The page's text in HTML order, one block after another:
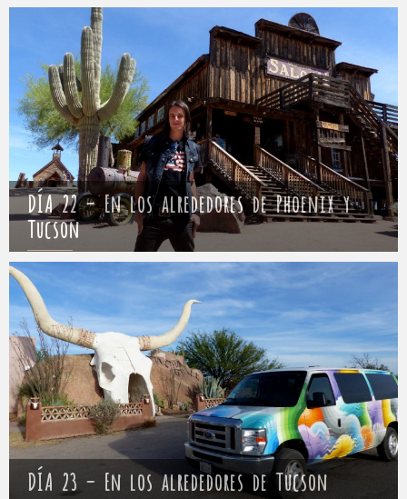
Mathieu 25 abril 2017
DÍA 22 – En los alrededores de Phoenix y
Tucson
Mathieu 26 abril 2017
DÍA 23 – En los alrededores de Tucson